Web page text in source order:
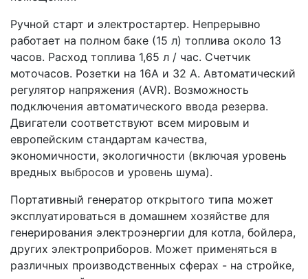
Ручной старт и электростартер. Непрерывно
работает на полном баке (15 л) топлива около 13
часов. Расход топлива 1,65 л / час. Счетчик
моточасов. Розетки на 16А и 32 А. Автоматический
регулятор напряжения (AVR). Возможность
подключения автоматического ввода резерва.
Двигатели соответствуют всем мировым и
европейским стандартам качества,
экономичности, экологичности (включая уровень
вредных выбросов и уровень шума).
Портативный генератор открытого типа может
эксплуатироваться в домашнем хозяйстве для
генерирования электроэнергии для котла, бойлера,
других электроприборов. Может применяться в
различных производственных сферах - на стройке,